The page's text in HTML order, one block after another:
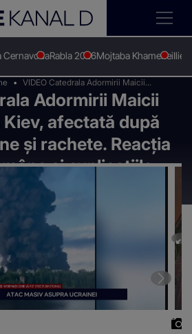
CernavodaRabla 2026Mojtaba KhameneiIlie
VIDEO Catedrala Adormirii Maicii
Domnului din Kiev, afectată după atacul cu
drone și rachete. Reacția Patriarhiei
Române și explicațiile Rusiei
Adormirii Maicii
afectată după
și rachete. Reacția
și explicațiile